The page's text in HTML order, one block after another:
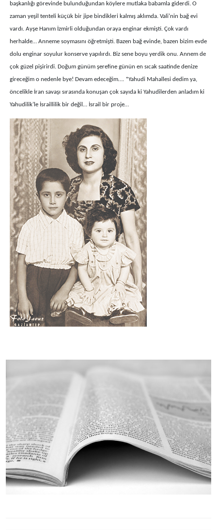
başkanlığı görevinde bulunduğundan köylere mutlaka babamla giderdi. O
zaman yeşil tenteli küçük bir jipe bindikleri kalmış aklımda. Vali’nin bağ evi
vardı. Ayşe Hanım İzmirli olduğundan oraya enginar ekmişti. Çok vardı
herhalde… Anneme soymasını öğretmişti. Bazen bağ evinde, bazen bizim evde
dolu enginar soyulur konserve yapılırdı. Biz sene boyu yerdik onu. Annem de
çok güzel pişirirdi. Doğum günüm şerefine günün en sıcak saatinde denize
gireceğim o nedenle bye! Devam edeceğim…. *Yahudi Mahallesi dedim ya,
öncelikle İran savaşı sırasında konuşan çok sayıda ki Yahudilerden anladım ki
Yahudilik’le İsraillilik bir değil… İsrail bir proje…